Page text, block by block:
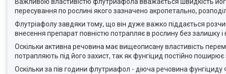
пересування по рослині якого зазначено акропетально,
Флутріафолу завдяки тому, що він дуже важко піддається
внесення препарат повністю потрапляє в рослину без залишку
Оскільки активна речовина має вищеописану властивість
потрапляють під його захист, так як фунгіцид постійно
Оскільки за пів години флутриафол - діюча речовина фунгіциду